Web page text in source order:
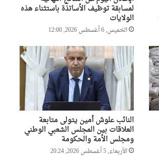
صحيفة إسبانية: مخزونات الغاز
الأوروبية تهبط إلى أدنى مستوى
لمسابقة توظيف الأساتذة باستثناء هذه
الولايات
الخميس, 6 أغسطس 2026, 12:00
النائب علوش أمين يتولى متابعة
العلاقات بين المجلس الشعبي الوطني
ومجلس الأمة والحكومة
الأربعاء, 5 أغسطس 2026, 20:24